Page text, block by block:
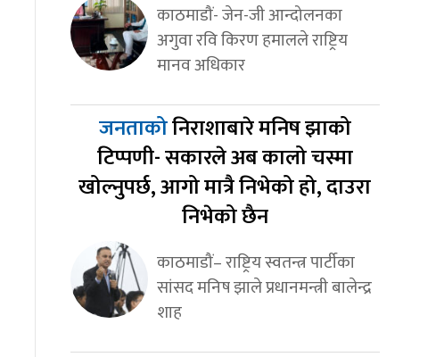
काठमाडौं- जेन-जी आन्दोलनका
अगुवा रवि किरण हमालले राष्ट्रिय
मानव अधिकार
जनताकोनिराशाबारे मनिष झाको
टिप्पणी- सकारले अब कालो चस्मा
खोल्नुपर्छ, आगो मात्रै निभेको हो, दाउरा
निभेको छैन
काठमाडौं– राष्ट्रिय स्वतन्त्र पार्टीका
सांसद मनिष झाले प्रधानमन्त्री बालेन्द्र
शाह